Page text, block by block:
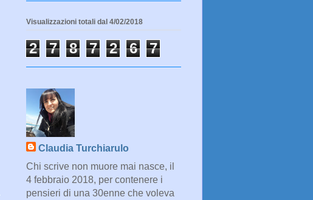
Visualizzazioni totali dal 4/02/2018
2 7 8 7 2 6 7
Claudia Turchiarulo
Chi scrive non muore mai nasce, il
4 febbraio 2018, per contenere i
pensieri di una 30enne che voleva